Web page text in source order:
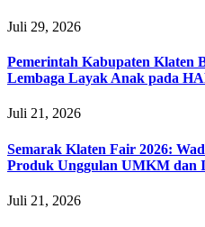
Juli 29, 2026
Pemerintah Kabupaten Klaten
Lembaga Layak Anak pada
Juli 21, 2026
Semarak Klaten Fair 2026:
Produk Unggulan UMKM dan
Juli 21, 2026